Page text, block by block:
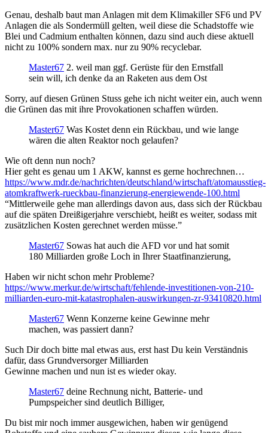
Genau, deshalb baut man Anlagen mit dem Klimakiller SF6 und PV
Anlagen die als Sondermüll gelten, weil diese die Schadstoffe wie
Blei und Cadmium enthalten können, dazu sind auch diese aktuell
nicht zu 100% sondern max. nur zu 90% recyclebar.
Master67 2. weil man ggf. Gerüste für den Ernstfall
sein will, ich denke da an Raketen aus dem Ost
Sorry, auf diesen Grünen Stuss gehe ich nicht weiter ein, auch wenn
die Grünen das mit ihre Provokationen schaffen würden.
Master67 Was Kostet denn ein Rückbau, und wie lange
wären die alten Reaktor noch gelaufen?
Wie oft denn nun noch?
Hier geht es genau um 1 AKW, kannst es gerne hochrechnen…
https://www.mdr.de/nachrichten/deutschland/wirtschaft/atomausstieg-
atomkraftwerk-rueckbau-finanzierung-energiewende-100.html
“Mittlerweile gehe man allerdings davon aus, dass sich der Rückbau
auf die späten Dreißigerjahre verschiebt, heißt es weiter, sodass mit
zusätzlichen Kosten gerechnet werden müsse.”
Master67 Sowas hat auch die AFD vor und hat somit
180 Milliarden große Loch in Ihrer Staatfinanzierung,
Haben wir nicht schon mehr Probleme?
https://www.merkur.de/wirtschaft/fehlende-investitionen-von-210-
milliarden-euro-mit-katastrophalen-auswirkungen-zr-93410820.html
Master67 Wenn Konzerne keine Gewinne mehr
machen, was passiert dann?
Such Dir doch bitte mal etwas aus, erst hast Du kein Verständnis
dafür, dass Grundversorger Milliarden
Gewinne machen und nun ist es wieder okay.
Master67 deine Rechnung nicht, Batterie- und
Pumpspeicher sind deutlich Billiger,
Du bist mir noch immer ausgewichen, haben wir genügend